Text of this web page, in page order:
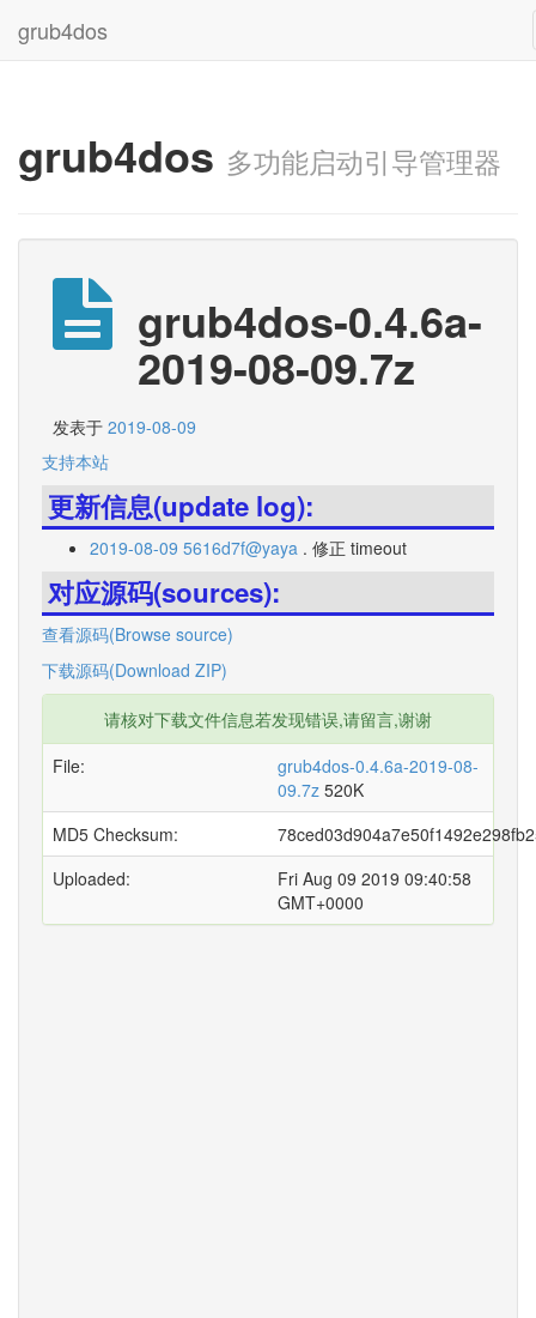
grub4dos
grub4dos 多功能启动引导管理器
grub4dos-0.4.6a-
2019-08-09.7z
发表于 2019-08-09
支持本站
更新信息(update log):
2019-08-09 5616d7f@yaya . 修正 timeout
对应源码(sources):
查看源码(Browse source)
下载源码(Download ZIP)
请核对下载文件信息若发现错误,请留言,谢谢
File:
grub4dos-0.4.6a-2019-08-
09.7z 520K
MD5 Checksum:
Uploaded:
Fri Aug 09 2019 09:40:58
GMT+0000